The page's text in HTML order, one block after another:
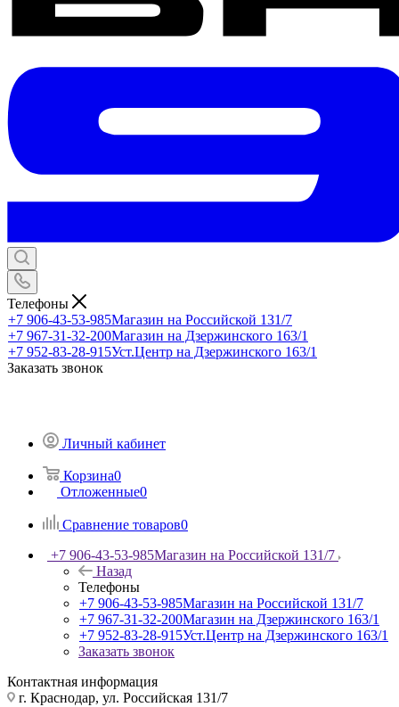
Телефоны
+7 906-43-53-985Магазин на Российской 131/7
+7 967-31-32-200Магазин на Дзержинского 163/1
+7 952-83-28-915Уст.Центр на Дзержинского 163/1
Заказать звонок
Личный кабинет
Корзина0
Отложенные0
Сравнение товаров0
+7 906-43-53-985Магазин на Российской 131/7
Назад
Телефоны
+7 906-43-53-985Магазин на Российской 131/7
+7 967-31-32-200Магазин на Дзержинского 163/1
+7 952-83-28-915Уст.Центр на Дзержинского 163/1
Заказать звонок
Контактная информация
г. Краснодар, ул. Российская 131/7